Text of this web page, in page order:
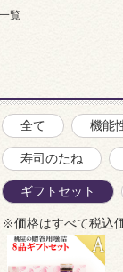
覧
全て 機能
寿司のたね
ギフトセット
※価格はすべて税込